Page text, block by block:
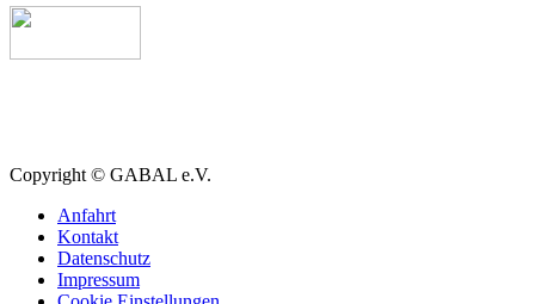
Copyright © GABAL e.V.
Anfahrt
Kontakt
Datenschutz
Impressum